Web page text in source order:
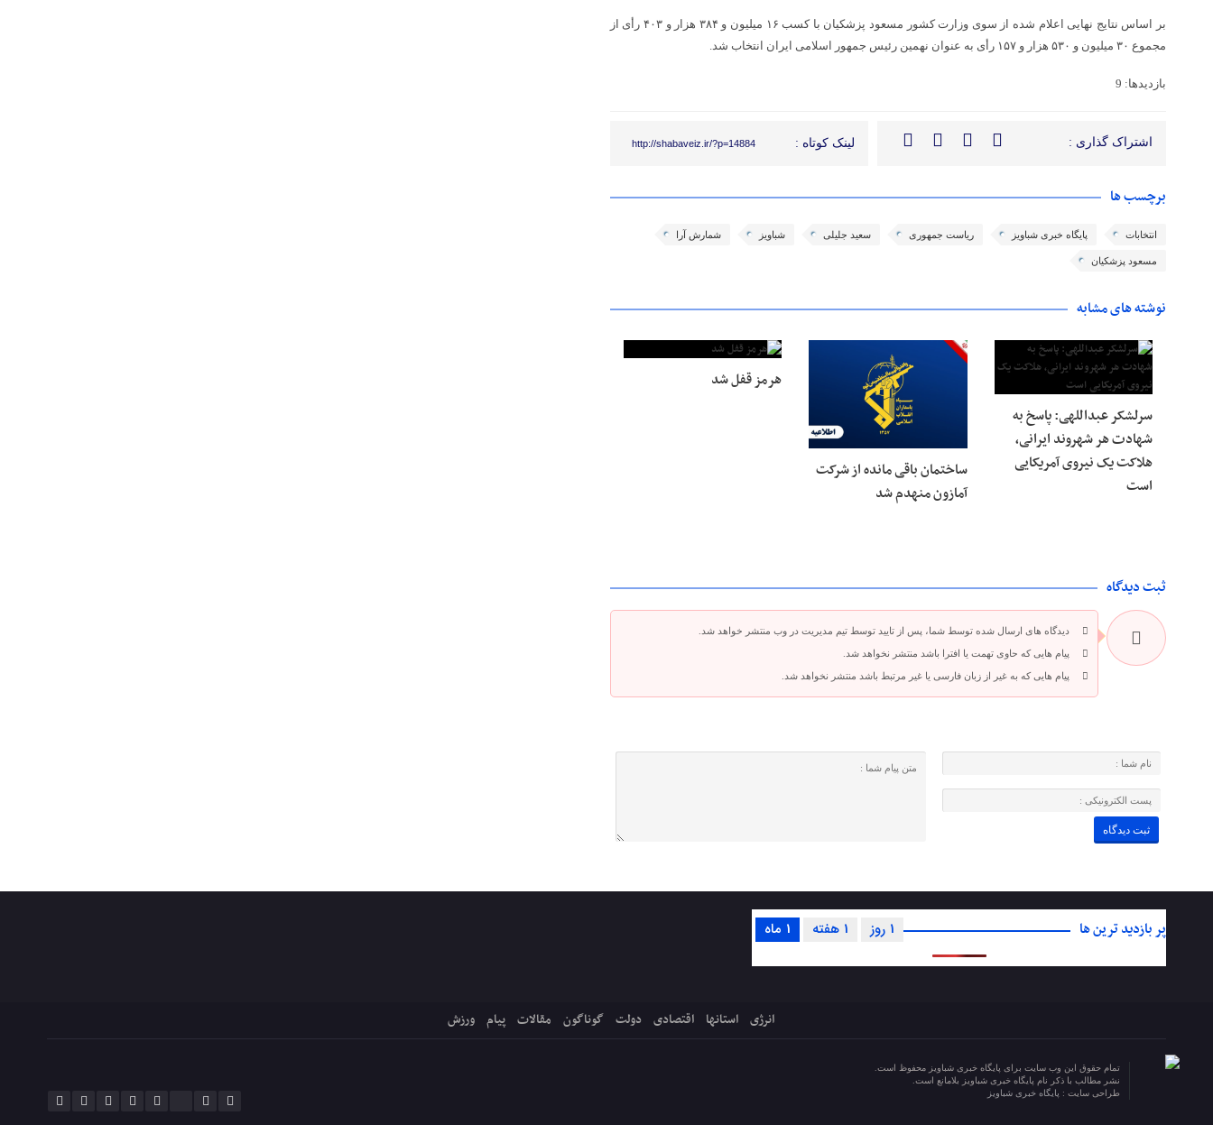
بر اساس نتایج نهایی اعلام شده از سوی وزارت کشور مسعود پزشکیان با کسب ۱۶ میلیون و ۳۸۴ هزار و ۴۰۳ رأی از
مجموع ۳۰ میلیون و ۵۳۰ هزار و ۱۵۷ رأی به عنوان نهمین رئیس جمهور اسلامی ایران انتخاب شد.
بازدیدها: 9
اشتراک گذاری : لینک کوتاه : http://shabaveiz.ir/?p=14884
برچسب ها
انتخابات پایگاه خبری شباویز ریاست جمهوری سعید جلیلی شباویز شمارش آرا
مسعود پزشکیان
نوشته های مشابه
سرلشکر عبداللهی: پاسخ به
شهادت هر شهروند ایرانی،
هلاکت یک نیروی آمریکایی
است
ساختمان باقی مانده از شرکت
آمازون منهدم شد
هرمز قفل شد
ثبت دیدگاه
دیدگاه های ارسال شده توسط شما، پس از تایید توسط تیم مدیریت در وب منتشر خواهد شد.
پیام هایی که حاوی تهمت یا افترا باشد منتشر نخواهد شد.
پیام هایی که به غیر از زبان فارسی یا غیر مرتبط باشد منتشر نخواهد شد.
پر بازدید ترین ها 1 ماه 1 هفته 1 روز
انرژی استانها اقتصادی دولت گوناگون مقالات پیام ورزش
تمام حقوق این وب سایت برای پایگاه خبری شباویز محفوظ است.
نشر مطالب با ذکر نام پایگاه خبری شباویز بلامانع است.
طراحی سایت : پایگاه خبری شباویز